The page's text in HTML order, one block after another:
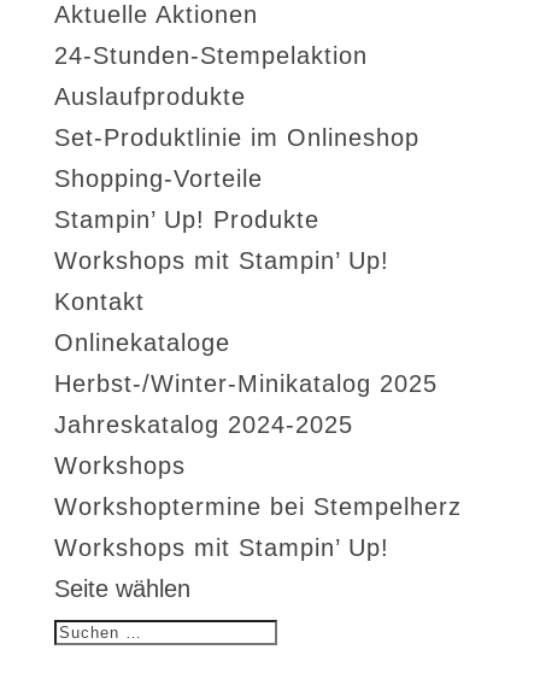
Aktuelle Aktionen
24-Stunden-Stempelaktion
Auslaufprodukte
Set-Produktlinie im Onlineshop
Shopping-Vorteile
Stampin’ Up! Produkte
Workshops mit Stampin’ Up!
Kontakt
Onlinekataloge
Herbst-/Winter-Minikatalog 2025
Jahreskatalog 2024-2025
Workshops
Workshoptermine bei Stempelherz
Workshops mit Stampin’ Up!
Seite wählen